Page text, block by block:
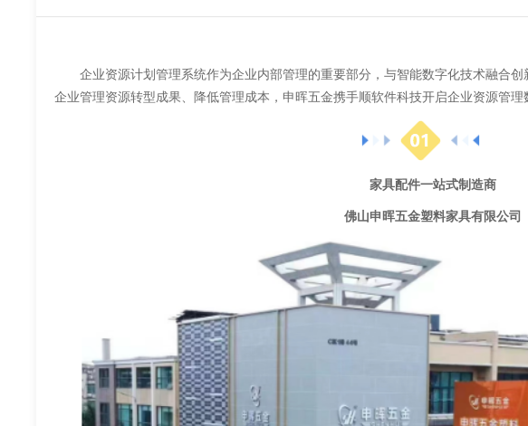
企业资源计划管理系统作为企业内部管理的重要部分，与智能数字化技术融合创
企业管理资源转型成果、降低管理成本，申晖五金携手顺软件科技开启企业资源管理
家具配件一站式制造商
佛山申晖五金塑料家具有限公司